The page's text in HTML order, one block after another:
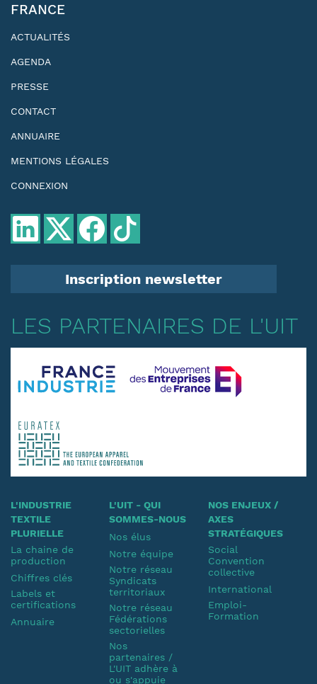
FRANCE
ACTUALITÉS
AGENDA
PRESSE
CONTACT
ANNUAIRE
MENTIONS LÉGALES
CONNEXION
Inscription newsletter
LES PARTENAIRES DE L'UIT
L'INDUSTRIE
TEXTILE
PLURIELLE
La chaine de
production
Chiffres clés
Labels et
certifications
Annuaire
L'UIT - QUI
SOMMES-NOUS
Nos élus
Notre équipe
Notre réseau
Syndicats
territoriaux
Notre réseau
Fédérations
sectorielles
Nos
partenaires /
L'UIT adhère à
ou s'appuie
NOS ENJEUX /
AXES
STRATÉGIQUES
Social
Convention
collective
International
Emploi-
Formation